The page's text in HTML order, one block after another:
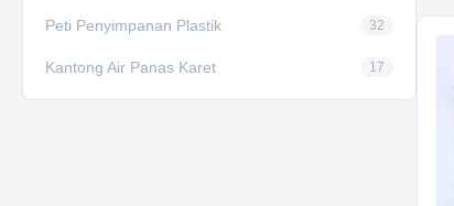
Peti Penyimpanan Plastik 32
Kantong Air Panas Karet 17